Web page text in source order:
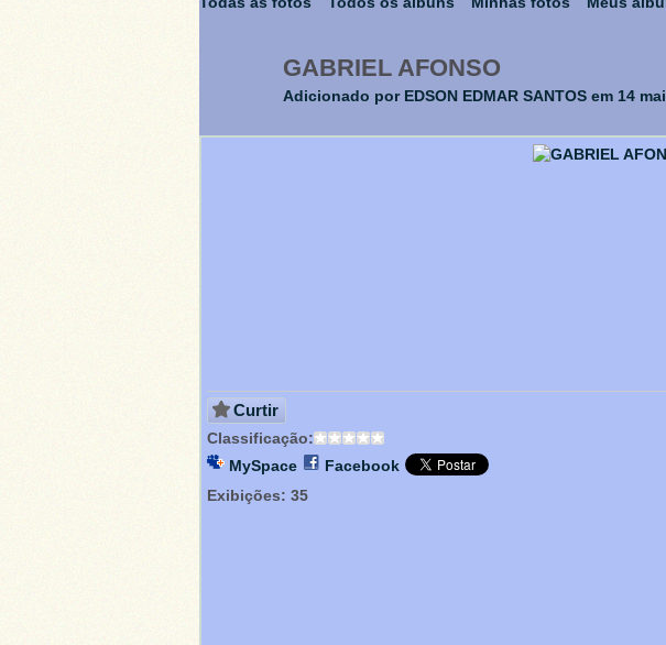
GABRIEL AFONSO
Adicionado por EDSON EDMAR SANTOS em 14
Curtir
Classificação:
MySpace
Facebook
Exibições: 35